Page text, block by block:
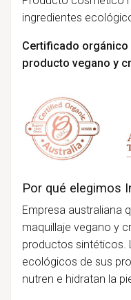
ingredientes
Certificado orgánico
producto vegano y
Por qué elegimos
Empresa australiana
maquillaje vegano y
productos sintéticos.
ecológicos de sus
nutren e hidratan la